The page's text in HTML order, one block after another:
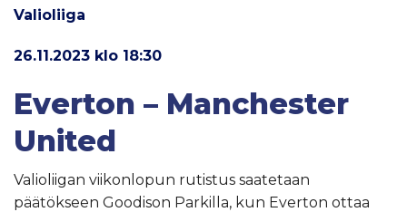
Valioliiga
26.11.2023 klo 18:30
Everton – Manchester
United
Valioliigan viikonlopun rutistus saatetaan
päätökseen Goodison Parkilla, kun Everton ottaa